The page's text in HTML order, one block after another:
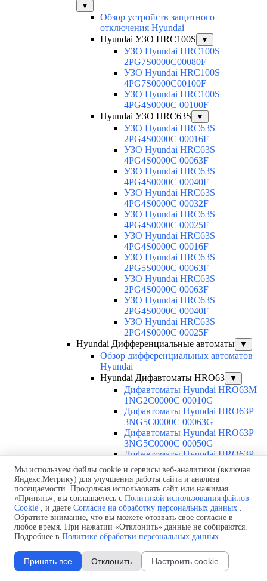
▼
Обзор устройств защитного
отключения Hyundai
Hyundai УЗО HRC100S
▼
УЗО Hyundai HRC100S
2PG7S0000C00080F
УЗО Hyundai HRC100S
4PG7S0000C00100F
УЗО Hyundai HRC100S
4PG4S0000C 00100F
Hyundai УЗО HRC63S
▼
УЗО Hyundai HRC63S
2PG4S0000C 00016F
УЗО Hyundai HRC63S
4PG4S0000C 00063F
УЗО Hyundai HRC63S
4PG4S0000C 00040F
УЗО Hyundai HRC63S
4PG4S0000C 00032F
УЗО Hyundai HRC63S
4PG4S0000C 00025F
УЗО Hyundai HRC63S
4PG4S0000C 00016F
УЗО Hyundai HRC63S
2PG5S0000C 00063F
УЗО Hyundai HRC63S
2PG4S0000C 00063F
УЗО Hyundai HRC63S
2PG4S0000C 00040F
УЗО Hyundai HRC63S
2PG4S0000C 00025F
Hyundai Дифференциальные автоматы
▼
Обзор дифференциальных автоматов
Hyundai
Hyundai Дифавтоматы HRO63
▼
Дифавтоматы Hyundai HRO63M
1NG2C0000C 00010G
Дифавтоматы Hyundai HRO63P
3NG5C0000C 00063G
Дифавтоматы Hyundai HRO63P
3NG5C0000C 00050G
Дифавтоматы Hyundai HRO63P
3NG5C0000C 00040G
Дифавтоматы Hyundai HRO63P
3NG5C0000C 00032G
Дифавтоматы Hyundai HRO63P
3NG5C0000C 00025G
Дифавтоматы Hyundai HRO63P
3NG5C0000C 00020G
Дифавтоматы Hyundai HRO63P
3NG5C0000C 00016G
Дифавтоматы Hyundai HRO63P
3NG5C0000C 00010G
Мы используем файлы cookie и сервисы веб-аналитики (включая
Яндекс.Метрику) для улучшения работы сайта и анализа
посещаемости. Продолжая использовать сайт или нажимая
«Принять», вы соглашаетесь с Политикой использования файлов
Cookie , и даете Согласие на обработку персональных данных .
Обратите внимание, что вы можете отозвать свое согласие в
любое время. При нажатии «Отклонить» данные не собираются.
Подробнее в Политике обработки персональных данных.
Принять все Отклонить Настроить cookie